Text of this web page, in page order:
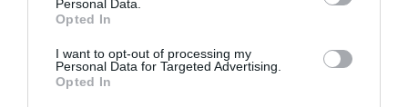
Personal Data.
Opted In
I want to opt-out of processing my
Personal Data for Targeted Advertising.
Opted In